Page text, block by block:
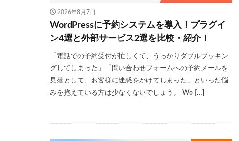
2026年8月7日
WordPressに予約システムを導入！プラグイ
ン4選と外部サービス2選を比較・紹介！
「電話での予約受付が忙しくて、うっかりダブルブッキン
グしてしまった」「問い合わせフォームへの予約メールを
見落として、お客様に迷惑をかけてしまった」といった悩
みを抱えている方は少なくないでしょう。 Wo […]